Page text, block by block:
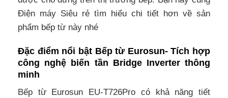
Điện máy Siêu rẻ tìm hiểu chi tiết hơn về sản
phẩm bếp từ này nhé
Đặc điểm nổi bật Bếp từ Eurosun- Tích hợp
công nghệ biến tần Bridge Inverter thông
minh
Bếp từ Eurosun EU-T726Pro có khả năng tiết